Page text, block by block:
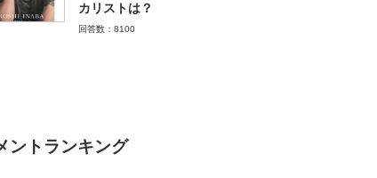
カリストは？
回答数：8100
ントランキング